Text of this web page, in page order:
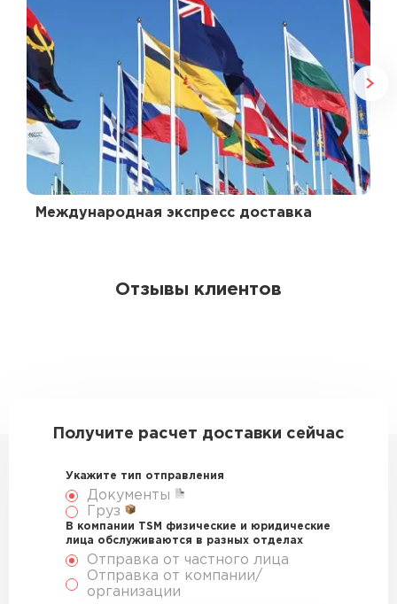
Международная экспресс доставка
Отзывы клиентов
Получите расчет доставки сейчас
Укажите тип отправления
Документы
Груз
В компании TSM физические и юридические
лица обслуживаются в разных отделах
Отправка от частного лица
Отправка от компании/
организации